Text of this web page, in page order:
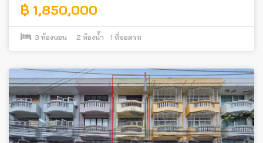
฿ 1,850,000
3 ห้องนอน 2 ห้องน้ำ 1 ที่จอดรถ